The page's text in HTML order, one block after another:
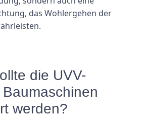
das Wohlergehen der
die UVV-
werden?